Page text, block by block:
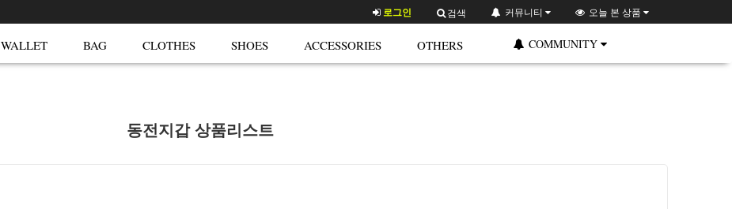
로그인 검색 커뮤니티 오늘 본 상품
WALLET BAG CLOTHES SHOES ACCESSORIES OTHERS COMMUNITY
동전지갑 상품리스트